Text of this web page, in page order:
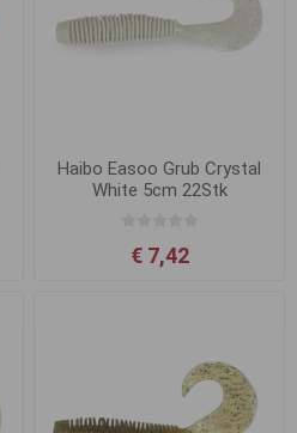
Haibo Easoo Grub Crystal
White 5cm 22Stk
€ 7,42